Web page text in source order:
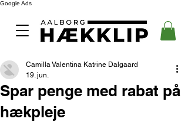
Google Ads
Spar penge med rabat på
hækpleje
Camilla Valentina Katrine Dalgaard
19. jun.